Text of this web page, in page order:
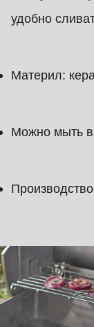
удобно
Материл:
Можно мыть